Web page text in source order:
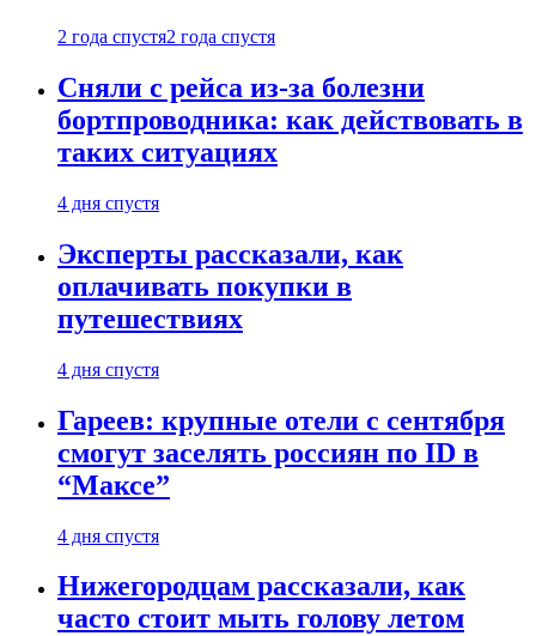
2 года спустя2 года спустя
Сняли с рейса из-за болезни
бортпроводника: как действовать в
таких ситуациях
4 дня спустя
Эксперты рассказали, как
оплачивать покупки в
путешествиях
4 дня спустя
Гареев: крупные отели с сентября
смогут заселять россиян по ID в
“Максе”
4 дня спустя
Нижегородцам рассказали, как
часто стоит мыть голову летом